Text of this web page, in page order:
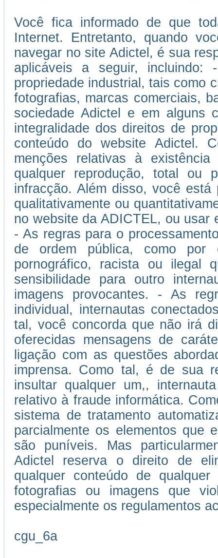
Você fica informado de que
Internet. Entretanto, quando
navegar no site Adictel, é sua
aplicáveis a seguir,
propriedade industrial, tais como
fotografias, marcas comerciais,
sociedade Adictel e em alguns
integralidade dos direitos de
conteúdo do website Adictel.
menções relativas à
qualquer reprodução, total ou
infracção. Além disso, você
qualitativamente ou
no website da ADICTEL, ou usar
- As regras para o
de ordem pública, como por
pornográfico, racista ou ilegal
sensibilidade para outro
imagens provocantes. - As
individual, internautas
tal, você concorda que não irá
oferecidas mensagens de
ligação com as questões
imprensa. Como tal, é de sua
insultar qualquer um,,
relativo à fraude informática.
sistema de tratamento
parcialmente os elementos que
são puníveis. Mas
Adictel reserva o direito de
qualquer conteúdo de
fotografias ou imagens que
especialmente os regulamentos
cgu_6a